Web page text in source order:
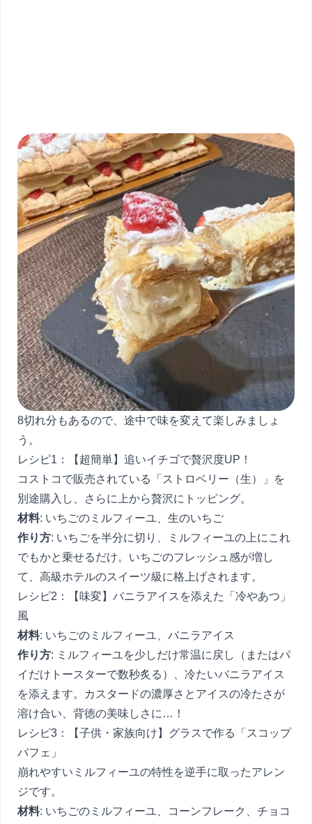
8切れ分もあるので、途中で味を変えて楽しみましょ
う。
レシピ1：【超簡単】追いイチゴで贅沢度UP！
コストコで販売されている「ストロベリー（生）」を
別途購入し、さらに上から贅沢にトッピング。
材料: いちごのミルフィーユ、生のいちご
作り方: いちごを半分に切り、ミルフィーユの上にこれ
でもかと乗せるだけ。いちごのフレッシュ感が増し
て、高級ホテルのスイーツ級に格上げされます。
レシピ2：【味変】バニラアイスを添えた「冷やあつ」
風
材料: いちごのミルフィーユ、バニラアイス
作り方: ミルフィーユを少しだけ常温に戻し（またはパ
イだけトースターで数秒炙る）、冷たいバニラアイス
を添えます。カスタードの濃厚さとアイスの冷たさが
溶け合い、背徳の美味しさに…！
レシピ3：【子供・家族向け】グラスで作る「スコップ
パフェ」
崩れやすいミルフィーユの特性を逆手に取ったアレン
ジです。
材料: いちごのミルフィーユ、コーンフレーク、チョコ